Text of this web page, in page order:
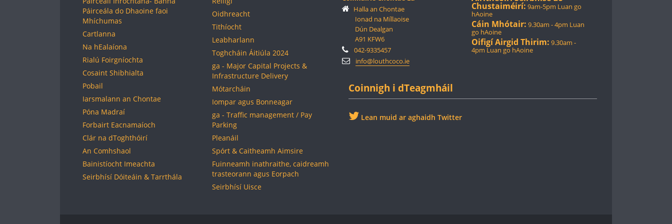
Páirceála do Dhaoine faoi
Mhíchumas
Cartlanna
Na hEalaíona
Rialú Foirgníochta
Cosaint Shibhialta
Pobail
Iarsmalann an Chontae
Póna Madraí
Forbairt Eacnamaíoch
Clár na dToghthóirí
An Comhshaol
Bainistíocht Imeachta
Seirbhísí Dóiteáin & Tarrthála
Oidhreacht
Tithíocht
Leabharlann
Toghcháin Áitiúla 2024
ga - Major Capital Projects &
Infrastructure Delivery
Mótarcháin
Iompar agus Bonneagar
ga - Traffic management / Pay
Parking
Pleanáil
Spórt & Caitheamh Aimsire
Fuinneamh inathraithe, caidreamh
trasteorann agus Eorpach
Seirbhísí Uisce
Halla an Chontae
Ionad na Míllaoise
Dún Dealgan
A91 KFW6
042-9335457
info@louthcoco.ie
Chustaiméirí: 9am-5pm Luan go
hAoine
Cáin Mhótair: 9.30am - 4pm Luan
go hAoine
Oifigí Airgid Thirim: 9.30am -
4pm Luan go hAoine
Coinnigh i dTeagmháil
Lean muid ar aghaidh Twitter